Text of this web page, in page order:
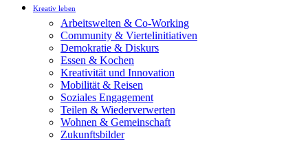
Kreativ leben
Arbeitswelten & Co-Working
Community & Viertelinitiativen
Demokratie & Diskurs
Essen & Kochen
Kreativität und Innovation
Mobilität & Reisen
Soziales Engagement
Teilen & Wiederverwerten
Wohnen & Gemeinschaft
Zukunftsbilder